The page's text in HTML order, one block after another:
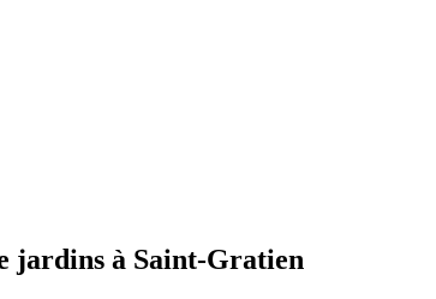
jardins à Saint-Gratien